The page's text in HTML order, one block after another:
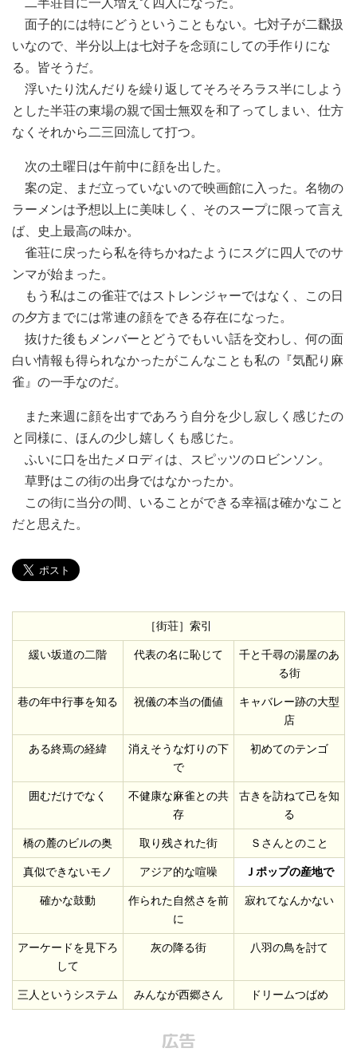
面子的には特にどうということもない。七対子が二飜扱
いなので、半分以上は七対子を念頭にしての手作りにな
る。皆そうだ。
浮いたり沈んだりを繰り返してそろそろラス半にしよう
とした半荘の東場の親で国士無双を和了ってしまい、仕方
なくそれから二三回流して打つ。
次の土曜日は午前中に顔を出した。
案の定、まだ立っていないので映画館に入った。名物の
ラーメンは予想以上に美味しく、そのスープに限って言え
ば、史上最高の味か。
雀荘に戻ったら私を待ちかねたようにスグに四人でのサ
ンマが始まった。
もう私はこの雀荘ではストレンジャーではなく、この日
の夕方までには常連の顔をできる存在になった。
抜けた後もメンバーとどうでもいい話を交わし、何の面
白い情報も得られなかったがこんなことも私の『気配り麻
雀』の一手なのだ。
また来週に顔を出すであろう自分を少し寂しく感じたの
と同様に、ほんの少し嬉しくも感じた。
ふいに口を出たメロディは、スピッツのロビンソン。
草野はこの街の出身ではなかったか。
この街に当分の間、いることができる幸福は確かなこと
だと思えた。
［街荘］索引
緩い坂道の二階 代表の名に恥じて
千と千尋の湯屋のあ
る街
巷の年中行事を知る 祝儀の本当の価値
キャバレー跡の大型
店
ある終焉の経緯
消えそうな灯りの下
で
初めてのテンゴ
囲むだけでなく
不健康な麻雀との共
存
古きを訪ねて己を知
る
橋の麓のビルの奥 取り残された街 Ｓさんとのこと
真似できないモノ アジア的な喧噪 Ｊポップの産地で
確かな鼓動
作られた自然さを前
に
寂れてなんかない
アーケードを見下ろ
して
灰の降る街 八羽の鳥を討て
三人というシステム みんなが西郷さん ドリームつばめ
広告